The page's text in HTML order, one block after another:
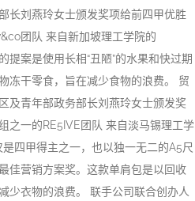
长刘燕玲女士颁发奖项给前四甲优胜
团队 来自新加坡理工学院的
提案是使用长相“丑陋”的水果和快过期
冻干零食，旨在减少食物的浪费。 贸
及青年部政务部长刘燕玲女士颁发奖
之一的RE5IVE团队 来自淡马锡理工学
是四甲得主之一，也以独一无二的A5尺
佳营销方案奖。这款单肩包是以回收
少衣物的浪费。 联手公司联合创办人